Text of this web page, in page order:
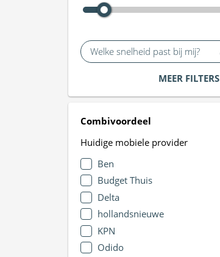
Welke snelheid past bij mij?
MEER FILTERS
Combivoordeel
Huidige mobiele provider
Ben
Budget Thuis
Delta
hollandsnieuwe
KPN
Odido